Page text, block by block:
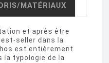
MATÉRIAUX
et après être
seller dans la
est entièrement
la typologie de la